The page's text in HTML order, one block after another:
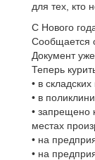
для тех, кто
С Нового
Сообщается
Документ
Теперь
• в
• в
• запрещено
местах
• на
• на